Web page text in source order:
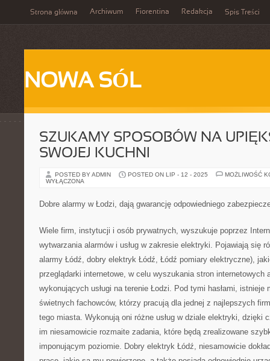
Strona główna Archiwum Fiorentina Redakcja Spis Treści
NOWA SÓL
SZUKAMY SPOSOBÓW NA
SWOJEJ KUCHNI
POSTED BY ADMIN POSTED ON LIP - 12 - 2025
MOŻLIWOŚĆ
WYŁĄCZONA
Dobre alarmy w Łodzi, dają gwarancję odpowiedniego
Wiele firm, instytucji i osób prywatnych, wyszukuje poprzez
wytwarzania alarmów i usług w zakresie elektryki. Pojawiają się
alarmy Łódź, dobry elektryk Łódź, Łódź pomiary elektryczne),
przeglądarki internetowe, w celu wyszukania stron internetowych
wykonujących usługi na terenie Łodzi. Pod tymi hasłami, istnieje
świetnych fachowców, którzy pracują dla jednej z najlepszych
tego miasta. Wykonują oni różne usług w dziale elektryki, dzięki
im niesamowicie rozmaite zadania, które będą zrealizowane
imponującym poziomie. Dobry elektryk Łódź, niesamowicie